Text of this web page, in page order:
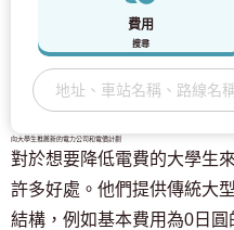
費用
搜尋
向大學生推薦新的電力公司和電價計劃
對於想要降低電費的大學生
許多好處。他們提供傳統大
結構，例如基本費用為0日